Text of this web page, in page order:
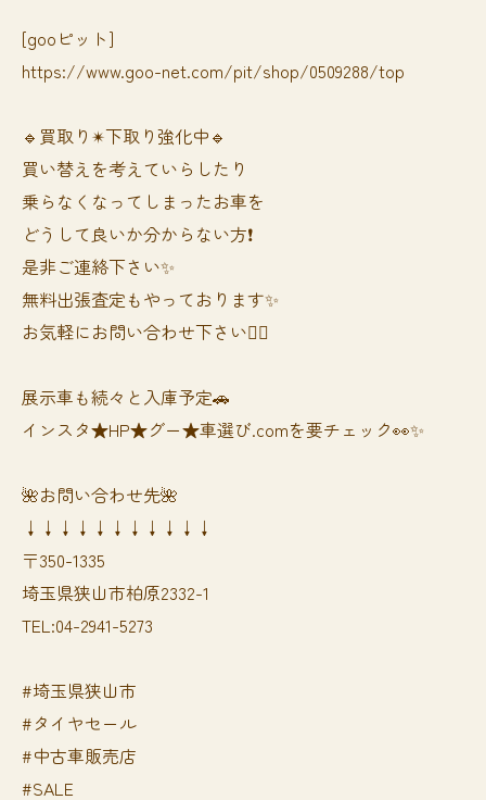
[gooピット]
https://www.goo-net.com/pit/shop/0509288/top
🔹買取り✴︎下取り強化中🔹
買い替えを考えていらしたり
乗らなくなってしまったお車を
どうして良いか分からない方❗️
是非ご連絡下さい✨
無料出張査定もやっております✨
お気軽にお問い合わせ下さい🙆‍♀️
展示車も続々と入庫予定🚗
インスタ★HP★グー★車選び.comを要チェック👀✨
🌺お問い合わせ先🌺
↓↓↓↓↓↓↓↓↓↓↓
〒350-1335
埼玉県狭山市柏原2332-1
TEL:04-2941-5273
#埼玉県狭山市
#タイヤセール
#中古車販売店
#SALE